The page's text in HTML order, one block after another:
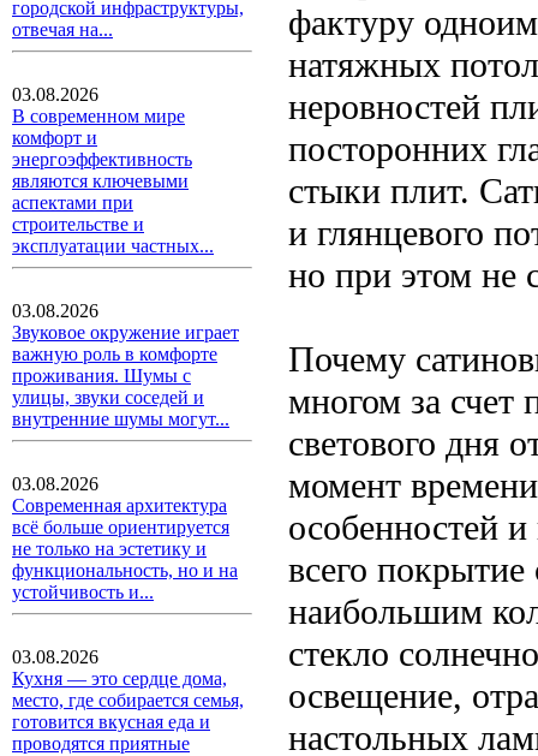
городской инфраструктуры,
отвечая на...
03.08.2026
В современном мире
комфорт и
энергоэффективность
являются ключевыми
аспектами при
строительстве и
эксплуатации частных...
03.08.2026
Звуковое окружение играет
важную роль в комфорте
проживания. Шумы с
улицы, звуки соседей и
внутренние шумы могут...
03.08.2026
Современная архитектура
всё больше ориентируется
не только на эстетику и
функциональность, но и на
устойчивость и...
03.08.2026
Кухня — это сердце дома,
место, где собирается семья,
готовится вкусная еда и
проводятся приятные
фактуру
натяжных
неровностей
посторонних
стыки плит.
и глянцевого
но при этом не
Почему
многом за счет
светового дня
момент
особенностей
всего
наибольшим
стекло
освещение,
настольных